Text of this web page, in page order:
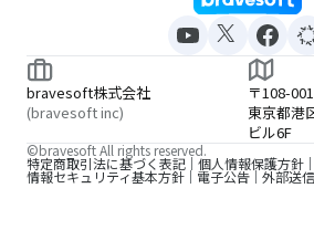
bravesoft株式会社
(bravesoft inc)
〒108-
東京都港
ビル6F
特定商取引法に基づく表記 個人情報保護方針
情報セキュリティ基本方針 電子公告 外部送
©bravesoft All rights reserved.